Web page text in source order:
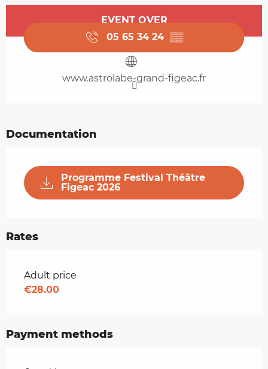
Opening hours & contact details
EVENT OVER
05 65 34 24 ▒▒
www.astrolabe-grand-figeac.fr
Documentation
Programme Festival Théâtre
Figeac 2026
Rates
Rates 2026
Adult price
€28.00
Payment methods